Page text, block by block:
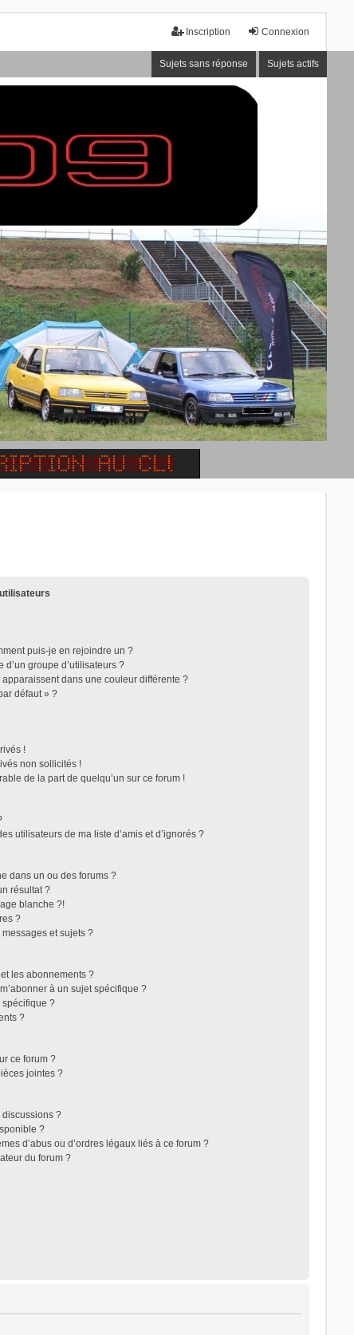
Connexion
Inscription
Sujets sans réponse Sujets actifs
puis-je en rejoindre un ?
groupe d’utilisateurs ?
dans une couleur différente ?
défaut » ?
!
non sollicités !
de la part de quelqu’un sur ce forum !
utilisateurs de ma liste d’amis et d’ignorés ?
dans un ou des forums ?
résultat ?
blanche ?!
?
et sujets ?
les abonnements ?
à un sujet spécifique ?
spécifique ?
?
ce forum ?
jointes ?
?
?
d’abus ou d’ordres légaux liés à ce forum ?
du forum ?